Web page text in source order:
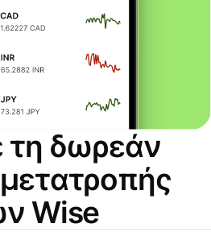
τη δωρεάν
Wise